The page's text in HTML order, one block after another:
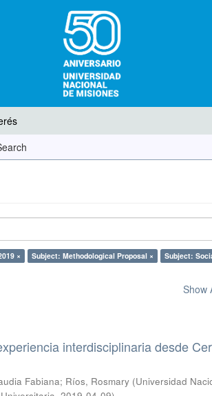
× Subject: Methodological Proposal ×
Subject:
Show
interdisciplinaria desde
Fabiana; Ríos, Rosmary (Universidad